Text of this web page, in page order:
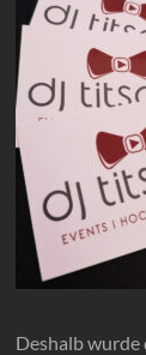
Deshalb